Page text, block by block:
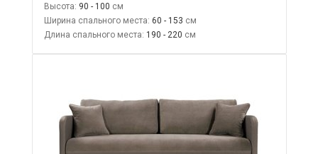
Высота: 90 - 100
Ширина спального места: 60 - 153
Длина спального места: 190 - 220